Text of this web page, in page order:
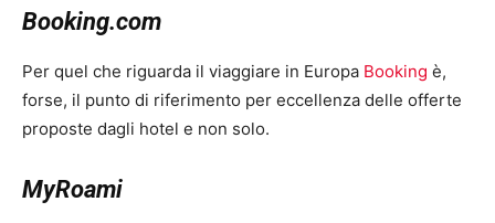
Booking.com
Per quel che riguarda il viaggiare in Europa Booking è,
forse, il punto di riferimento per eccellenza delle offerte
proposte dagli hotel e non solo.
MyRoami